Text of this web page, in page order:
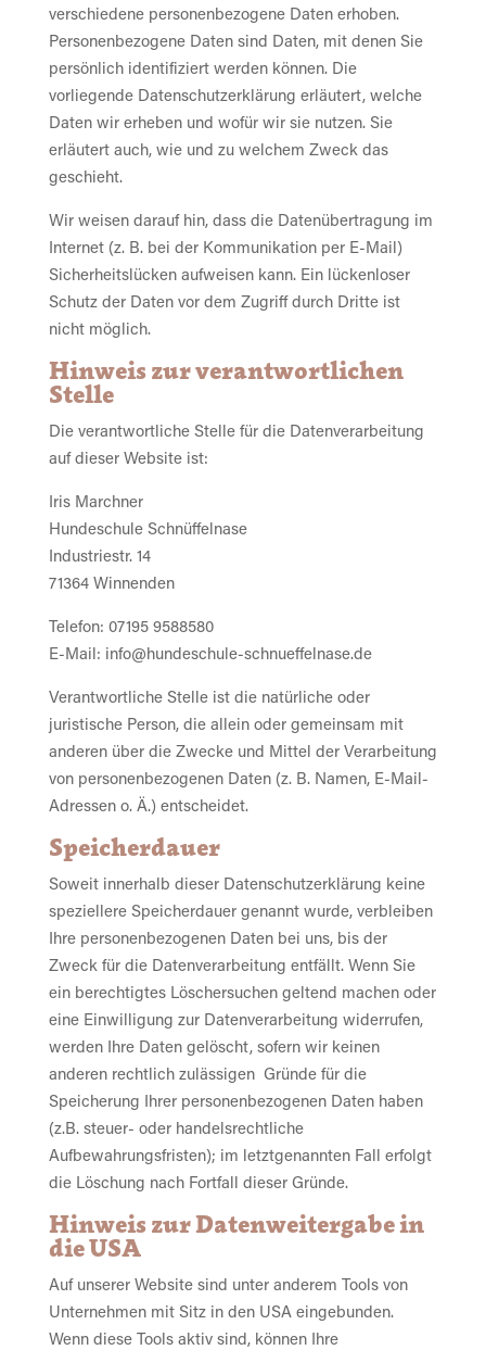
verschiedene personenbezogene Daten erhoben.
Personenbezogene Daten sind Daten, mit denen Sie
persönlich identifiziert werden können. Die
vorliegende Datenschutzerklärung erläutert, welche
Daten wir erheben und wofür wir sie nutzen. Sie
erläutert auch, wie und zu welchem Zweck das
geschieht.
Wir weisen darauf hin, dass die Datenübertragung im
Internet (z. B. bei der Kommunikation per E-Mail)
Sicherheitslücken aufweisen kann. Ein lückenloser
Schutz der Daten vor dem Zugriff durch Dritte ist
nicht möglich.
Hinweis zur verantwortlichen
Stelle
Die verantwortliche Stelle für die Datenverarbeitung
auf dieser Website ist:
Iris Marchner
Hundeschule Schnüffelnase
Industriestr. 14
71364 Winnenden
Telefon: 07195 9588580
E-Mail: info@hundeschule-schnueffelnase.de
Verantwortliche Stelle ist die natürliche oder
juristische Person, die allein oder gemeinsam mit
anderen über die Zwecke und Mittel der Verarbeitung
von personenbezogenen Daten (z. B. Namen, E-Mail-
Adressen o. Ä.) entscheidet.
Speicherdauer
Soweit innerhalb dieser Datenschutzerklärung keine
speziellere Speicherdauer genannt wurde, verbleiben
Ihre personenbezogenen Daten bei uns, bis der
Zweck für die Datenverarbeitung entfällt. Wenn Sie
ein berechtigtes Löschersuchen geltend machen oder
eine Einwilligung zur Datenverarbeitung widerrufen,
werden Ihre Daten gelöscht, sofern wir keinen
anderen rechtlich zulässigen Gründe für die
Speicherung Ihrer personenbezogenen Daten haben
(z.B. steuer- oder handelsrechtliche
Aufbewahrungsfristen); im letztgenannten Fall erfolgt
die Löschung nach Fortfall dieser Gründe.
Hinweis zur Datenweitergabe in
die USA
Auf unserer Website sind unter anderem Tools von
Unternehmen mit Sitz in den USA eingebunden.
Wenn diese Tools aktiv sind, können Ihre